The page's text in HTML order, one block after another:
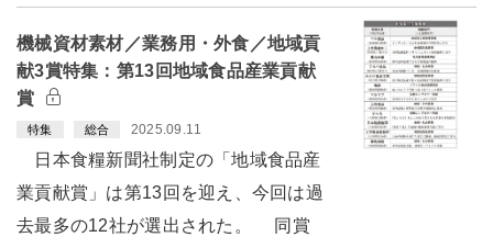
機械資材素材／業務用・外食／地域貢
献3賞特集：第13回地域食品産業貢献
賞
特集 総合 2025.09.11
日本食糧新聞社制定の「地域食品産
業貢献賞」は第13回を迎え、今回は過
去最多の12社が選出された。 同賞